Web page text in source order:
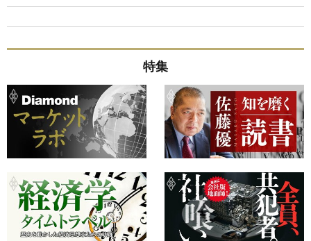
特集